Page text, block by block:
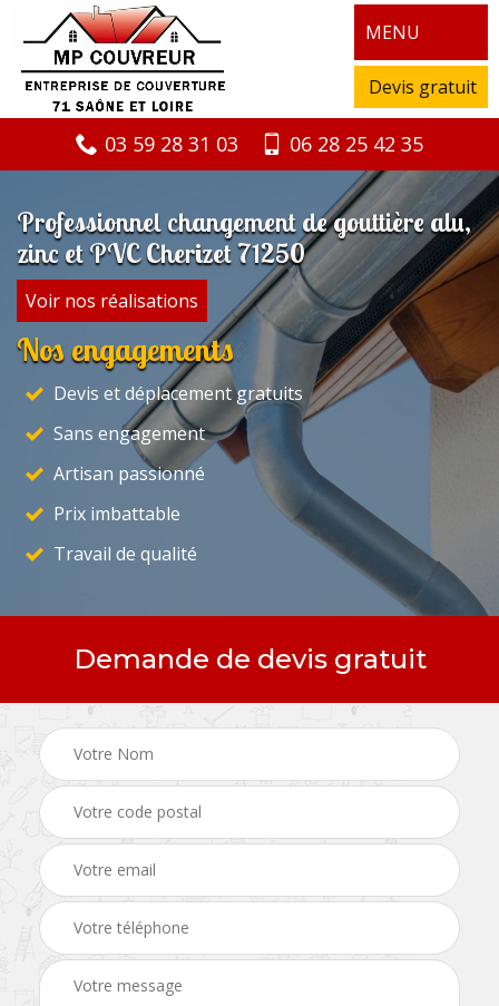
MENU
Devis gratuit
03 59 28 31 03 06 28 25 42 35
Professionnel changement de gouttière alu,
zinc et PVC Cherizet 71250
Voir nos réalisations
Nos engagements
Devis et déplacement gratuits
Sans engagement
Artisan passionné
Prix imbattable
Travail de qualité
Demande de devis gratuit